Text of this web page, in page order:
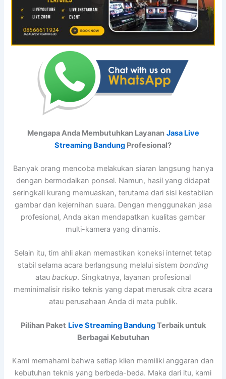
Mengapa Anda Membutuhkan Layanan Jasa Live
Streaming Bandung Profesional?
Banyak orang mencoba melakukan siaran langsung hanya
dengan bermodalkan ponsel. Namun, hasil yang didapat
seringkali kurang memuaskan, terutama dari sisi kestabilan
gambar dan kejernihan suara. Dengan menggunakan jasa
profesional, Anda akan mendapatkan kualitas gambar
multi-kamera yang dinamis.
Selain itu, tim ahli akan memastikan koneksi internet tetap
stabil selama acara berlangsung melalui sistem bonding
atau backup. Singkatnya, layanan profesional
meminimalisir risiko teknis yang dapat merusak citra acara
atau perusahaan Anda di mata publik.
Pilihan Paket Live Streaming BandungTerbaik untuk
Berbagai Kebutuhan
Kami memahami bahwa setiap klien memiliki anggaran dan
kebutuhan teknis yang berbeda-beda. Maka dari itu, kami